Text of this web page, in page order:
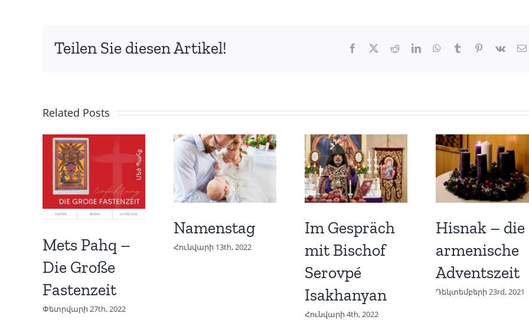
Teilen Sie diesen Artikel! Facebook RedditLinkedInWhatsApp
Tumblr Pinterest
Vk
Related Posts
Mets Pahq –
Die Große
Fastenzeit
Փետրվարի 27th, 2022
Namenstag
Հունվարի 13th, 2022
Im Gespräch
mit Bischof
Serovpé
Isakhanyan
Հունվարի 4th, 2022
Hisnak – die
armenische
Adventszeit
Դեկտեմբերի 23rd, 2021